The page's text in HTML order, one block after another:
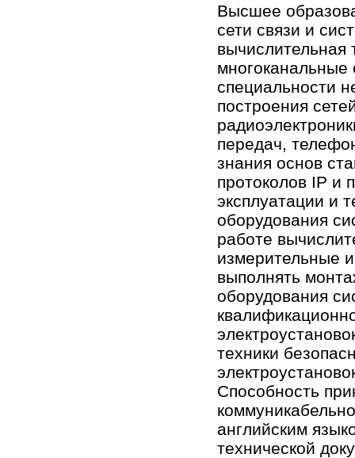
Высшее
сети связи и
вычислительная
специальности
построения
передач,
знания основ
протоколов IP и
эксплуатации и
оборудования
работе
измерительные
выполнять
оборудования
техники
Способность
английским
технической